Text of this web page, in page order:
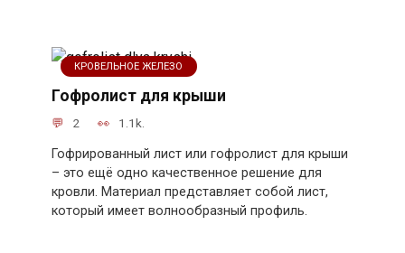
КРОВЕЛЬНОЕ ЖЕЛЕЗО
Гофролист для крыши
2 1.1k.
Гофрированный лист или гофролист для крыши
– это ещё одно качественное решение для
кровли. Материал представляет собой лист,
который имеет волнообразный профиль.